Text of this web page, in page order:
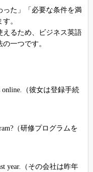
った」「必要な条件を満
。
えるため、ビジネス英語
一つです。
online.（彼女は登録手続
（研修プログラムを
year.（その会社は昨年